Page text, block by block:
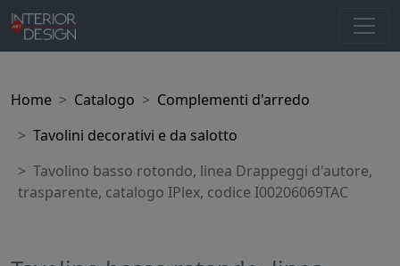
Home Catalogo
Complementi d'arredo
Tavolini decorativi e da salotto
Tavolino basso rotondo, linea Drappeggi d'autore,
trasparente, catalogo IPlex, codice I00206069TAC